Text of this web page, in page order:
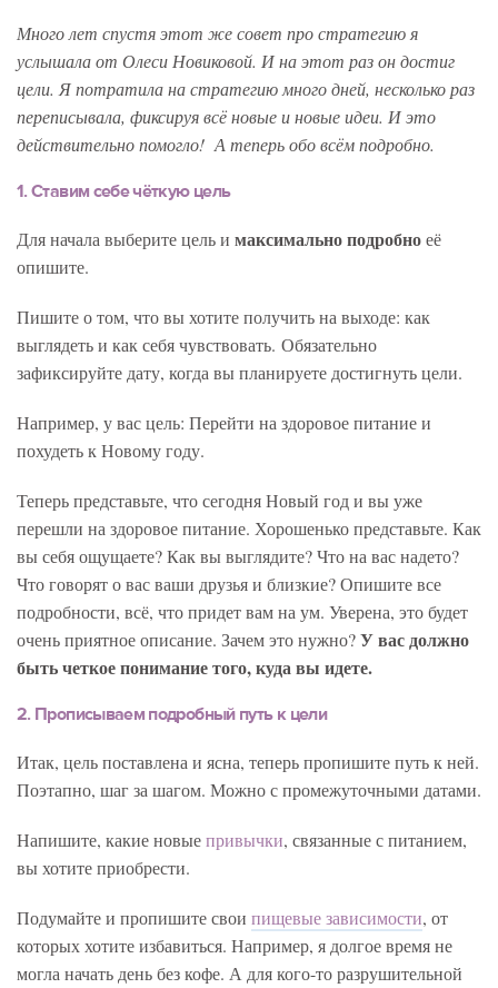
Много лет спустя этот же совет про стратегию я
услышала от Олеси Новиковой. И на этот раз он достиг
цели. Я потратила на стратегию много дней, несколько раз
переписывала, фиксируя всё новые и новые идеи. И это
действительно помогло! А теперь обо всём подробно.
1. Ставим себе чёткую цель
Для начала выберите цель и максимально подробноеё
опишите.
Пишите о том, что вы хотите получить на выходе: как
выглядеть и как себя чувствовать. Обязательно
зафиксируйте дату, когда вы планируете достигнуть цели.
Например, у вас цель: Перейти на здоровое питание и
похудеть к Новому году.
Теперь представьте, что сегодня Новый год и вы уже
перешли на здоровое питание. Хорошенько представьте. Как
вы себя ощущаете? Как вы выглядите? Что на вас надето?
Что говорят о вас ваши друзья и близкие? Опишите все
подробности, всё, что придет вам на ум. Уверена, это будет
очень приятное описание. Зачем это нужно?У вас должно
быть четкое понимание того, куда вы идете.
2. Прописываем подробный путь к цели
Итак, цель поставлена и ясна, теперь пропишите путь к ней.
Поэтапно, шаг за шагом. Можно с промежуточными датами.
Напишите, какие новыепривычки, связанные с питанием,
вы хотите приобрести.
Подумайте и пропишите свои пищевые зависимости, от
которых хотите избавиться. Например, я долгое время не
могла начать день без кофе. А для кого-то разрушительной